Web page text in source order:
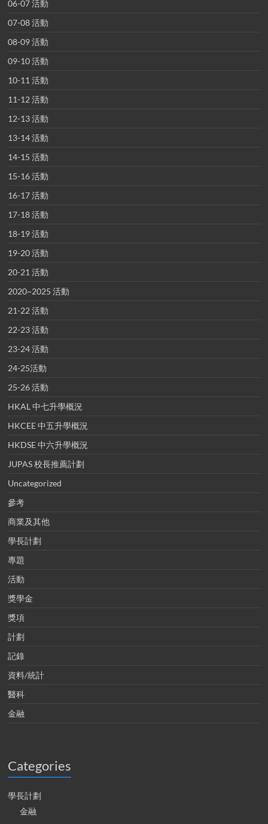
06-07 活動
07-08 活動
08-09 活動
09-10 活動
10-11 活動
11-12 活動
12-13 活動
13-14 活動
14-15 活動
15-16 活動
16-17 活動
17-18 活動
18-19 活動
19-20 活動
20-21 活動
2020~2025 活動
21-22 活動
22-23 活動
23-24 活動
24-25活動
25-26 活動
HKAL 中七升學概況
HKCEE 中五升學概況
HKDSE 中六升學概況
JUPAS 校長推薦計劃
Uncategorized
參考
商業及其他
學長計劃
專題
活動
獎學金
獎項
計劃
記錄
資料/統計
醫科
金融
Categories
學長計劃
金融